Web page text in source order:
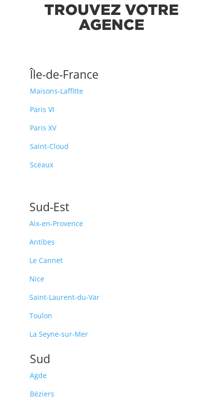
TROUVEZ VOTRE
AGENCE
Île-de-France
Maisons-Laffitte
Paris VI
Paris XV
Saint-Cloud
Sceaux
Sud-Est
Aix-en-Provence
Antibes
Le Cannet
Nice
Saint-Laurent-du-Var
Toulon
La Seyne-sur-Mer
Sud
Agde
Béziers